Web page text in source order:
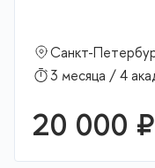
Санкт-
3 месяца / 4
20 000 ₽